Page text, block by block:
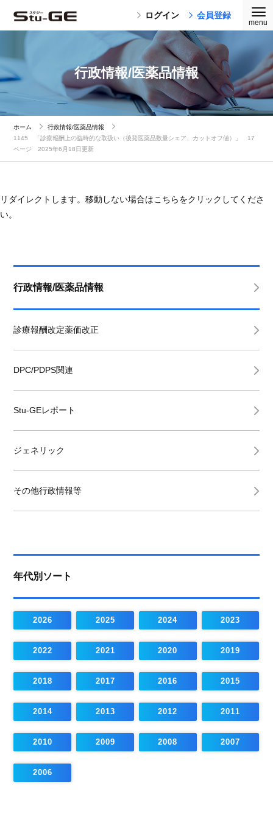
ログイン 会員登録
行政情報/医薬品情報
ホーム
行政情報/医薬品情報
1145 「診療報酬上の臨時的な取扱い（後発医薬品数量シェア、カットオフ値）」 17
ページ 2025年6月18日更新
リダイレクトします。移動しない場合はこちらをクリックしてくださ
い。
行政情報/医薬品情報
診療報酬改定薬価改正
DPC/PDPS関連
Stu-GEレポート
ジェネリック
その他行政情報等
年代別ソート
2026 2025 2024 2023
2022 2021 2020 2019
2018 2017 2016 2015
2014 2013 2012 2011
2010 2009 2008 2007
2006